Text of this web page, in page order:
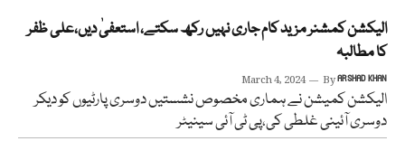
الیکشن کمشنر مزید کام جاری نہیں رکھ سکتے، استعفیٰ دیں،علی ظفر
کا مطالبہ
March 4, 2024 ByARSHAD KHAN
الیکشن کمیشن نے ہماری مخصوص نشستیں دوسری پارٹیوں کو دیکر
دوسری آئینی غلطی کی،پی ٹی آئی سینیٹر